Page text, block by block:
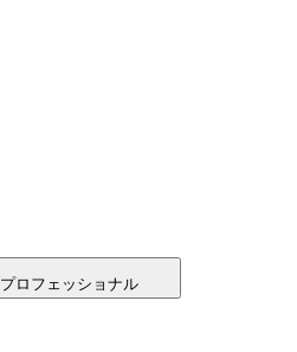
プロフェッショナル